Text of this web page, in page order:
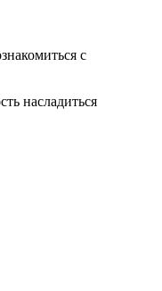
с
насладиться